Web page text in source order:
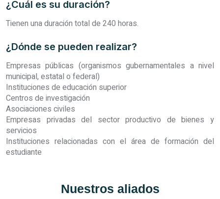
¿Cuál es su duración?
Tienen una duración total de 240 horas.
¿Dónde se pueden realizar?
Empresas públicas (organismos gubernamentales a nivel
municipal, estatal o federal)
Instituciones de educación superior
Centros de investigación
Asociaciones civiles
Empresas privadas del sector productivo de bienes y
servicios
Instituciones relacionadas con el área de formación del
estudiante
Nuestros aliados